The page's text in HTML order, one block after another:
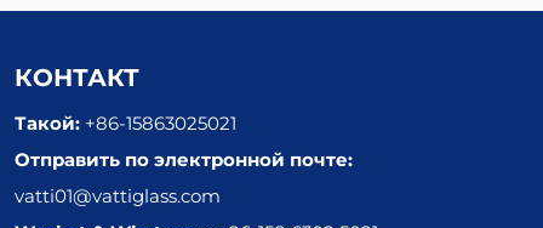
КОНТАКТ
Такой: +86-15863025021
Отправить по электронной почте:
vatti01@vattiglass.com